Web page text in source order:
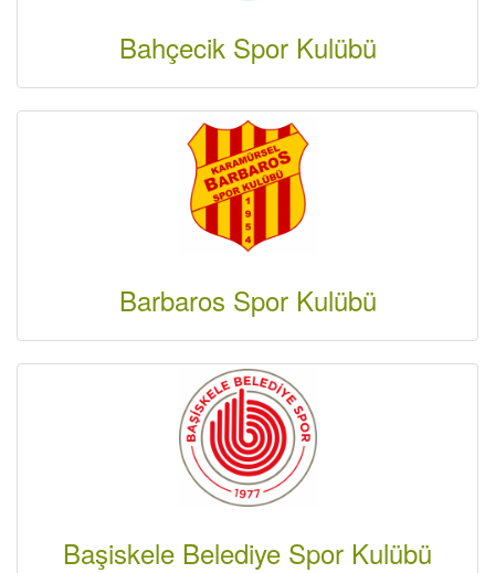
Bahçecik Spor Kulübü
Barbaros Spor Kulübü
Başiskele Belediye Spor Kulübü